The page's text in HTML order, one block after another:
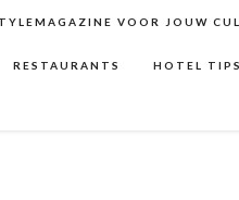
VOOR JOUW
RESTAURANTS HOTEL TIPS